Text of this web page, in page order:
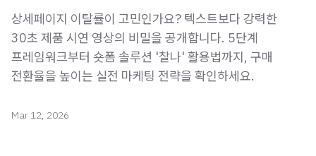
상세페이지 이탈률이 고민인가요? 텍스트보다 강력한
30초 제품 시연 영상의 비밀을 공개합니다. 5단계
프레임워크부터 숏폼 솔루션 '찰나' 활용법까지, 구매
전환율을 높이는 실전 마케팅 전략을 확인하세요.
Mar 12, 2026